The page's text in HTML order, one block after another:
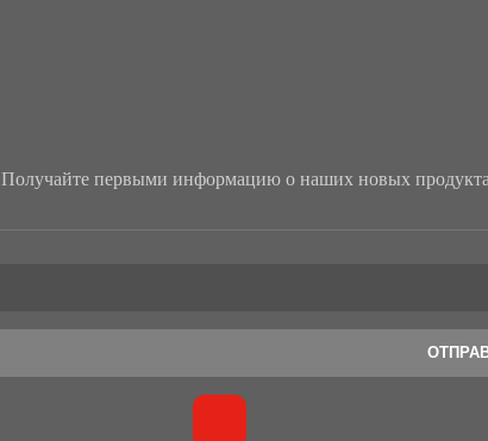
Получайте первыми информацию о наших новых